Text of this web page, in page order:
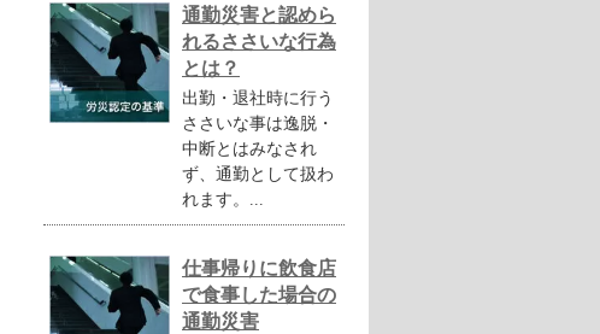
通勤災害と認めら
れるささいな行為
とは？
出勤・退社時に行う
ささいな事は逸脱・
中断とはみなされ
ず、通勤として扱わ
れます。...
仕事帰りに飲食店
で食事した場合の
通勤災害